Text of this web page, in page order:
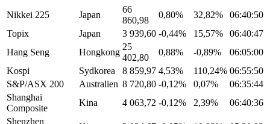
Nikkei 225 Japan
66
860,98
0,80% 32,82%
06:40:50
Topix
Japan 3 939,60 -0,44% 15,57%
06:40:47
Hang Seng
Hongkong
25
402,80
0,88% -0,89%
06:05:00
Kospi
Sydkorea 8 859,97 4,53% 110,24% 06:55:50
S&P/ASX 200
Australien 8 720,80 -0,12% 0,07%
06:35:44
Shanghai
Composite
Kina 4 063,72 -0,12% 2,39%
06:40:36
Shenzhen